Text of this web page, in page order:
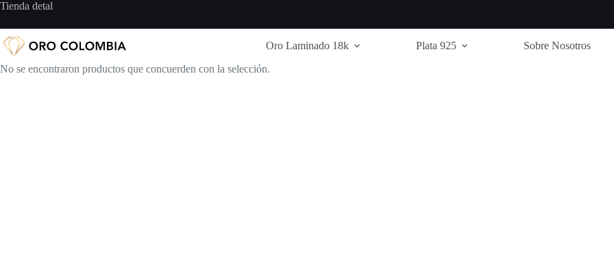
Saltar
contenido
Tienda detal
Oro Laminado 18k Plata 925 Sobre Nosotros
No se encontraron productos que concuerden con la selección.